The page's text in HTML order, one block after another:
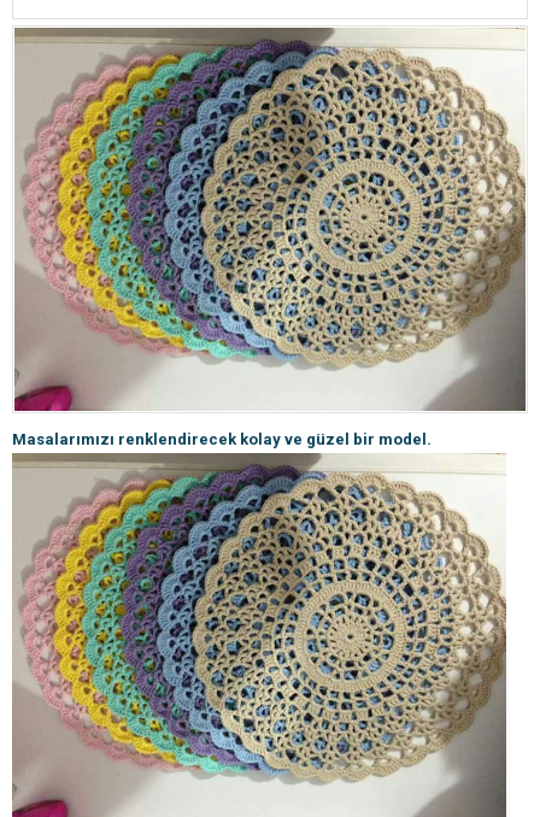
Masalarımızı renklendirecek kolay ve güzel bir model.